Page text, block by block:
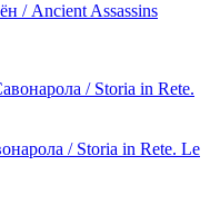
/ Ancient Assassins
/ Storia in Rete. Le